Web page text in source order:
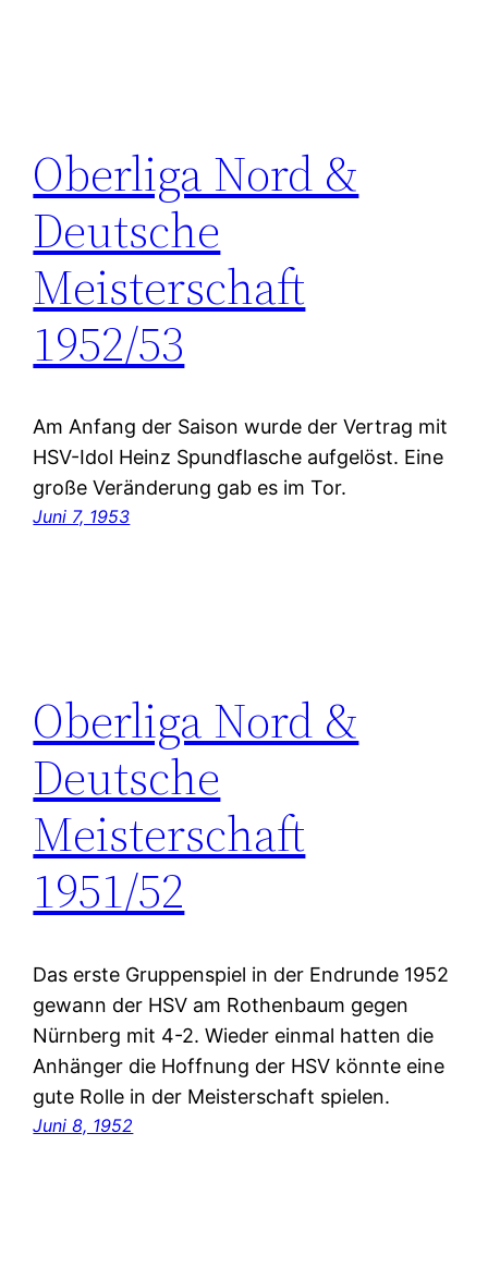
Oberliga Nord &
Deutsche
Meisterschaft
1952/53
Am Anfang der Saison wurde der Vertrag mit
HSV-Idol Heinz Spundflasche aufgelöst. Eine
große Veränderung gab es im Tor.
Juni 7, 1953
Oberliga Nord &
Deutsche
Meisterschaft
1951/52
Das erste Gruppenspiel in der Endrunde 1952
gewann der HSV am Rothenbaum gegen
Nürnberg mit 4-2. Wieder einmal hatten die
Anhänger die Hoffnung der HSV könnte eine
gute Rolle in der Meisterschaft spielen.
Juni 8, 1952